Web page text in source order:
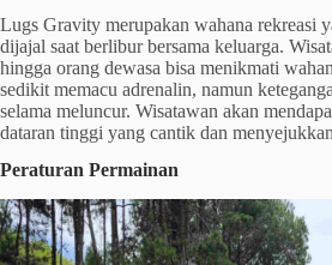
Lugs Gravity merupakan wahana rekreasi
dijajal saat berlibur bersama keluarga.
hingga orang dewasa bisa menikmati
sedikit memacu adrenalin, namun
selama meluncur. Wisatawan akan
dataran tinggi yang cantik dan
Peraturan Permainan